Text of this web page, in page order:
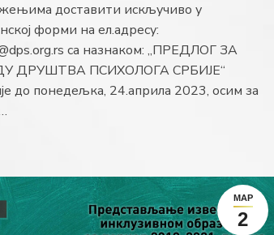
доставити искључиво у
форми на ел.адресу:
са назнаком: „ПРЕДЛОГ ЗА
ДРУШТВА ПСИХОЛОГА СРБИЈЕ“
до понедељка, 24.априла 2023, осим за
МАР
2